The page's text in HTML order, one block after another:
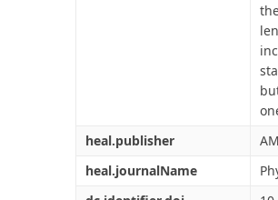
heal.publisher
heal.journalName